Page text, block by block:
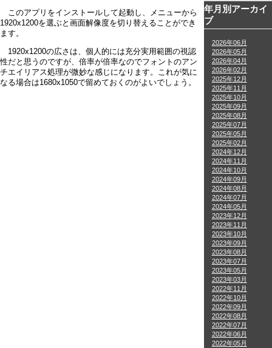
このアプリをインストールして起動し、メニューから
1920x1200を選ぶと画面解像度を切り替えることができ
ます。
1920x1200の広さは、個人的には充分実用範囲の視認
性だと思うのですが、倍率が倍率なのでフォントのアン
チエイリアス処理が微妙な感じになります。これが気に
なる場合は1680x1050で留めておくのがよいでしょう。
年月別アーカイ
ブ
2026年06月
2026年05月
2026年04月
2026年02月
2025年12月
2025年11月
2025年10月
2025年09月
2025年08月
2025年07月
2025年05月
2025年02月
2024年12月
2024年11月
2024年10月
2024年09月
2024年08月
2024年07月
2024年05月
2023年12月
2023年11月
2023年10月
2023年09月
2023年08月
2023年07月
2023年05月
2023年03月
2022年11月
2022年10月
2022年09月
2022年08月
2022年07月
2022年06月
2022年05月